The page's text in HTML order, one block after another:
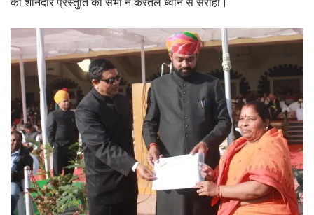
की शानदार प्रस्तुति को सभी ने करतल ध्वनि से सराहा।